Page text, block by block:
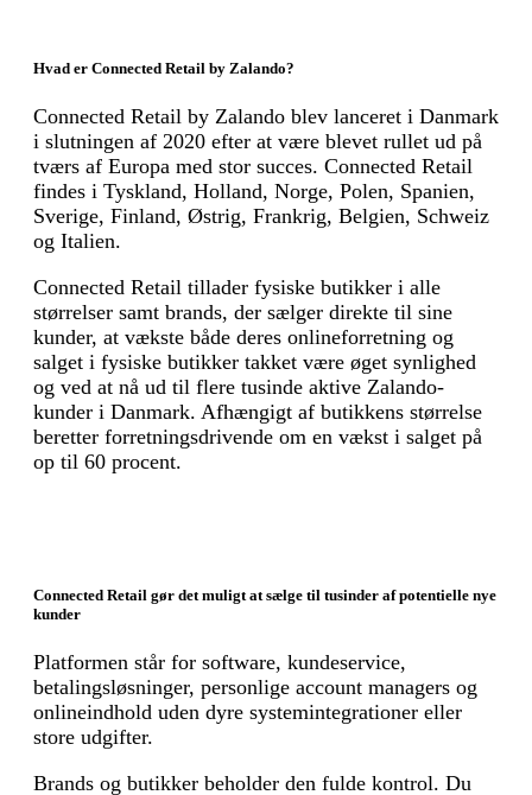
Hvad er Connected Retail by Zalando?
Connected Retail by Zalando blev lanceret i Danmark
i slutningen af 2020 efter at være blevet rullet ud på
tværs af Europa med stor succes. Connected Retail
findes i Tyskland, Holland, Norge, Polen, Spanien,
Sverige, Finland, Østrig, Frankrig, Belgien, Schweiz
og Italien.
Connected Retail tillader fysiske butikker i alle
størrelser samt brands, der sælger direkte til sine
kunder, at vækste både deres onlineforretning og
salget i fysiske butikker takket være øget synlighed
og ved at nå ud til flere tusinde aktive Zalando-
kunder i Danmark. Afhængigt af butikkens størrelse
beretter forretningsdrivende om en vækst i salget på
op til 60 procent.
Connected Retail gør det muligt at sælge til tusinder af potentielle nye
kunder
Platformen står for software, kundeservice,
betalingsløsninger, personlige account managers og
onlineindhold uden dyre systemintegrationer eller
store udgifter.
Brands og butikker beholder den fulde kontrol. Du